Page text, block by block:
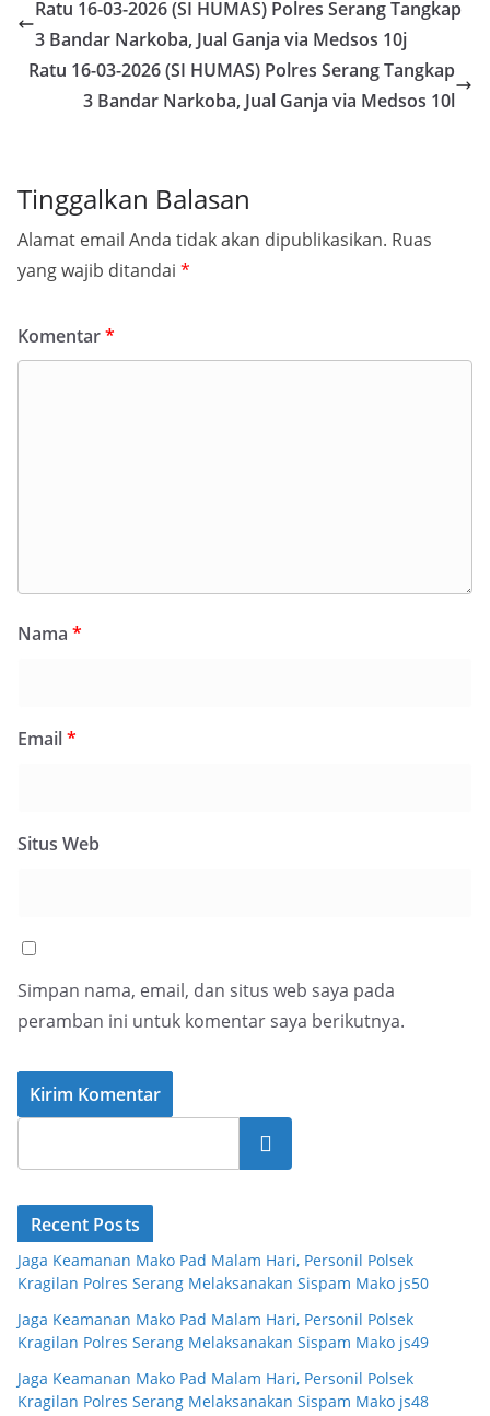
Ratu 16-03-2026 (SI HUMAS) Polres Serang Tangkap
3 Bandar Narkoba, Jual Ganja via Medsos 10j
Ratu 16-03-2026 (SI HUMAS) Polres Serang Tangkap
3 Bandar Narkoba, Jual Ganja via Medsos 10l
Tinggalkan Balasan
Alamat email Anda tidak akan dipublikasikan. Ruas
yang wajib ditandai *
Komentar*
Nama *
Email*
Situs Web
Simpan nama, email, dan situs web saya pada
peramban ini untuk komentar saya berikutnya.
Cari
Recent Posts
Jaga Keamanan Mako Pad Malam Hari, Personil Polsek
Kragilan Polres Serang Melaksanakan Sispam Mako js50
Jaga Keamanan Mako Pad Malam Hari, Personil Polsek
Kragilan Polres Serang Melaksanakan Sispam Mako js49
Jaga Keamanan Mako Pad Malam Hari, Personil Polsek
Kragilan Polres Serang Melaksanakan Sispam Mako js48